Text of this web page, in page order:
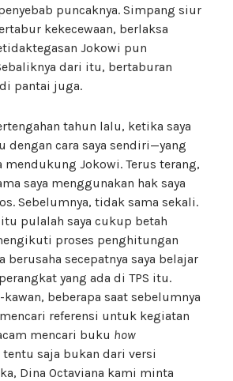
puncaknya. Simpang siur
kekecewaan, berlaksa
Jokowi pun
dari itu, bertaburan
pantai juga.
tahun lalu, ketika saya
cara saya sendiri—yang
Jokowi. Terus terang,
saya menggunakan hak saya
Sebelumnya, tidak sama sekali.
pulalah saya cukup betah
proses penghitungan
berusaha secepatnya saya belajar
yang ada di TPS itu.
kawan, beberapa saat sebelumnya
referensi untuk kegiatan
mencari buku how
tentu saja bukan dari versi
Dina Octaviana kami minta